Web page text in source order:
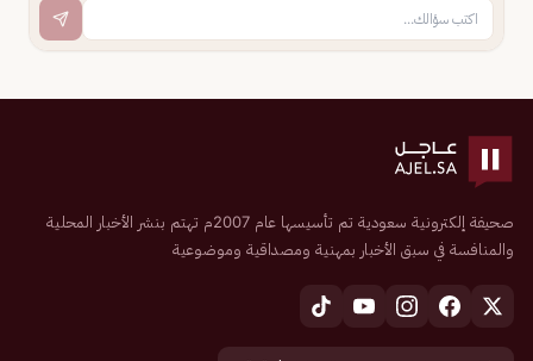
صحيفة إلكترونية سعودية تم تأسيسها عام 2007م تهتم بنشر الأخبار المحلية
والمنافسة في سبق الأخبار بمهنية ومصداقية وموضوعية